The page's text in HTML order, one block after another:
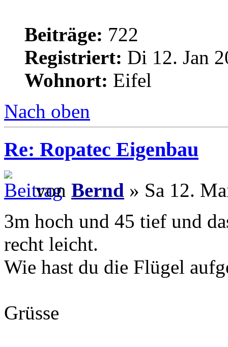
Beiträge: 722
Registriert: Di 12. Jan
Wohnort: Eifel
Nach oben
Re: Ropatec Eigenbau
von Bernd » Sa 12.
3m hoch und 45 tief und
recht leicht.
Wie hast du die Flügel
Grüsse